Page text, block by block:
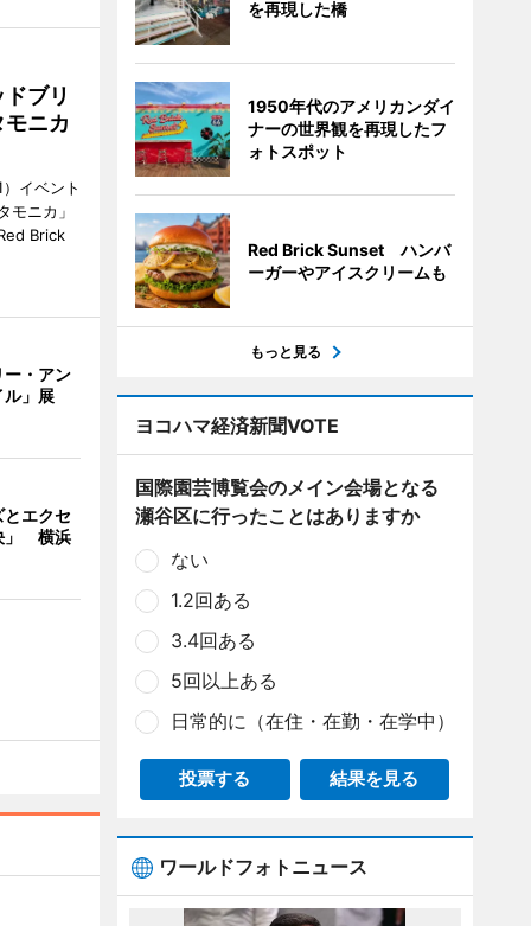
ブリ
ニカ
イベント
モニカ」
Brick
ー・アン
ル」展
エクセ
」 横浜
を再現した橋
1950年代のアメリカンダイ
ナーの世界観を再現したフ
ォトスポット
Red Brick Sunset ハンバ
ーガーやアイスクリームも
もっと見る
ヨコハマ経済新聞VOTE
国際園芸博覧会のメイン会場となる
瀬谷区に行ったことはありますか
ない
1.2回ある
3.4回ある
5回以上ある
日常的に（在住・在勤・在学中）
投票する 結果を見る
ワールドフォトニュース